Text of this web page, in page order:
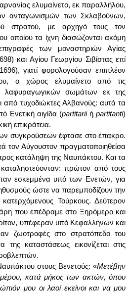
ελυμαίνετο, εκ παραλλήλου,
ανταγωνισμών των Σκλαβούνων,
στρατού, με αρχηγό τους τον
οποίου τα ίχνη διασώζονται ακόμη
των μοναστηριών Αγίας
και Αγίου Γεωργίου Σιβίστας επί
γιατί φορολογούσαν επιπλέον
ο χώρος ελυμαίνετο από τις
λαφυραγωγικών σωμάτων εκ της
τυχοδιώκτες Αλβανούς: αυτά τα
αιγίδα (partitariiήpartitanti)
επικράτεια.
συγκρούσεων έφτασε στο έπακρο.
τον Αύγουστον πραγματοποιηθείσα
κατάληψη της Ναυπάκτου. Και τα
πρώτον από τους
εσκεμμένα υπό των Ενετών, για
ώστε να παρεμποδίζουν την
Τούρκους. Δεύτερον
που επέδραμε στο Ξηρόμερο και
υπέφεραν υπό Κεφαλλήνων και
ζωοτροφές στο στρατόπεδο του
καταστάσεως εικονίζεται στις
στους Βενετούς: «Μετέβην
κατά μήκος των ακτών, όπου
μου οι λαοί εκείνοι και να μου